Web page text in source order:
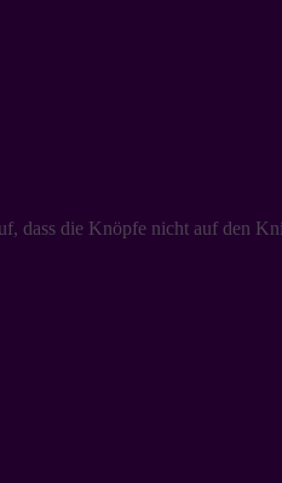
dass die Knöpfe nicht auf den